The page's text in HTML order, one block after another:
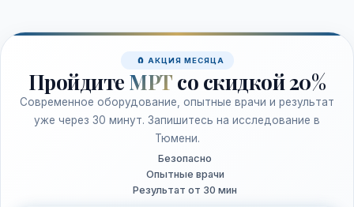
🧲 АКЦИЯ МЕСЯЦА
Пройдите МРТ со скидкой 20%
Современное оборудование, опытные врачи и результат
уже через 30 минут. Запишитесь на исследование в
Тюмени.
Безопасно
Опытные врачи
Результат от 30 мин